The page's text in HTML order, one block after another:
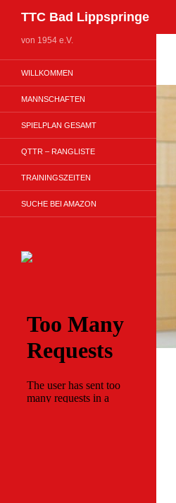
Zum
Inhalt
springen
TTC Bad Lippspringe
von 1954 e.V.
WILLKOMMEN
MANNSCHAFTEN
SPIELPLAN GESAMT
QTTR – RANGLISTE
TRAININGSZEITEN
SUCHE BEI AMAZON